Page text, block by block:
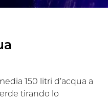
150 litri d’acqua a
tirando lo